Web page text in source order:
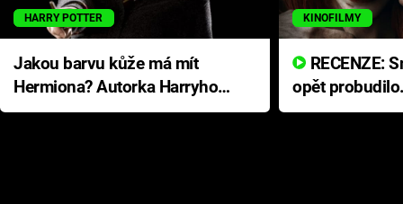
HARRY POTTER
Jakou barvu kůže má mít
Hermiona? Autorka Harryho
Pottera přišla s ráznou
KINOFILMY
opět
přichází s